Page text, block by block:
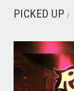
PICKED UP